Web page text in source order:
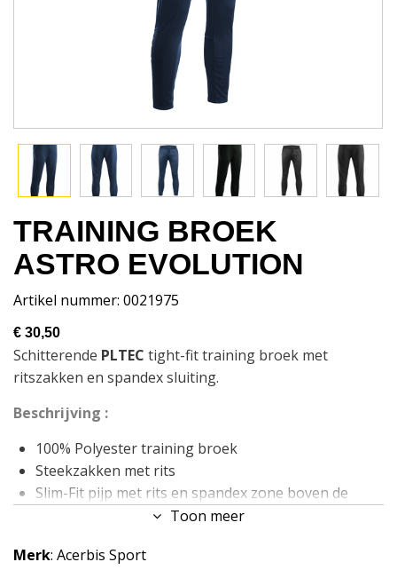
TRAINING BROEK
ASTRO EVOLUTION
Artikel nummer: 0021975
€ 30,50
Schitterende PLTEC tight-fit training broek met
ritszakken en spandex sluiting.
Beschrijving :
100% Polyester training broek
Steekzakken met rits
Slim-Fit pijp met rits en spandex zone boven de
220 gram
Toon meer
Merk: Acerbis Sport